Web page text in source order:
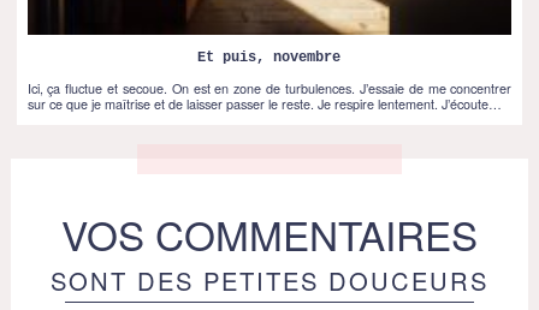
Et puis, novembre
Ici, ça fluctue et secoue. On est en zone de turbulences. J’essaie de me concentrer
sur ce que je maîtrise et de laisser passer le reste. Je respire lentement. J’écoute…
VOS COMMENTAIRES
SONT DES PETITES DOUCEURS